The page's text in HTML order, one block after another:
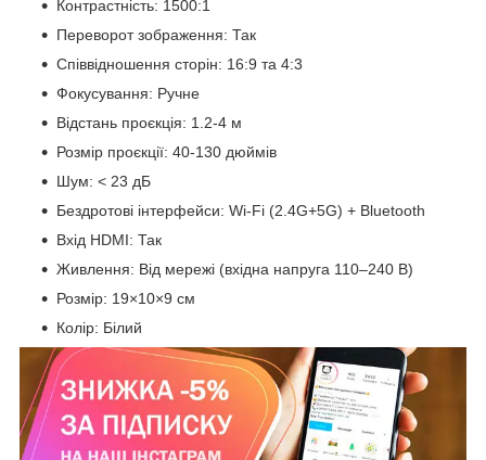
Контрастність: 1500:1
Переворот зображення: Так
Співвідношення сторін: 16:9 та 4:3
Фокусування: Ручне
Відстань проєкція: 1.2-4 м
Розмір проєкції: 40-130 дюймів
Шум: < 23 дБ
Бездротові інтерфейси: Wi-Fi (2.4G+5G) + Bluetooth
Вхід HDMI: Так
Живлення: Від мережі (вхідна напруга 110–240 В)
Розмір: 19×10×9 см
Колір: Білий